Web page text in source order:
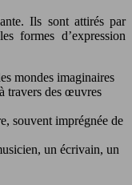
Ils sont attirés par
formes d’expression
mondes imaginaires
travers des œuvres
souvent imprégnée de
un écrivain, un